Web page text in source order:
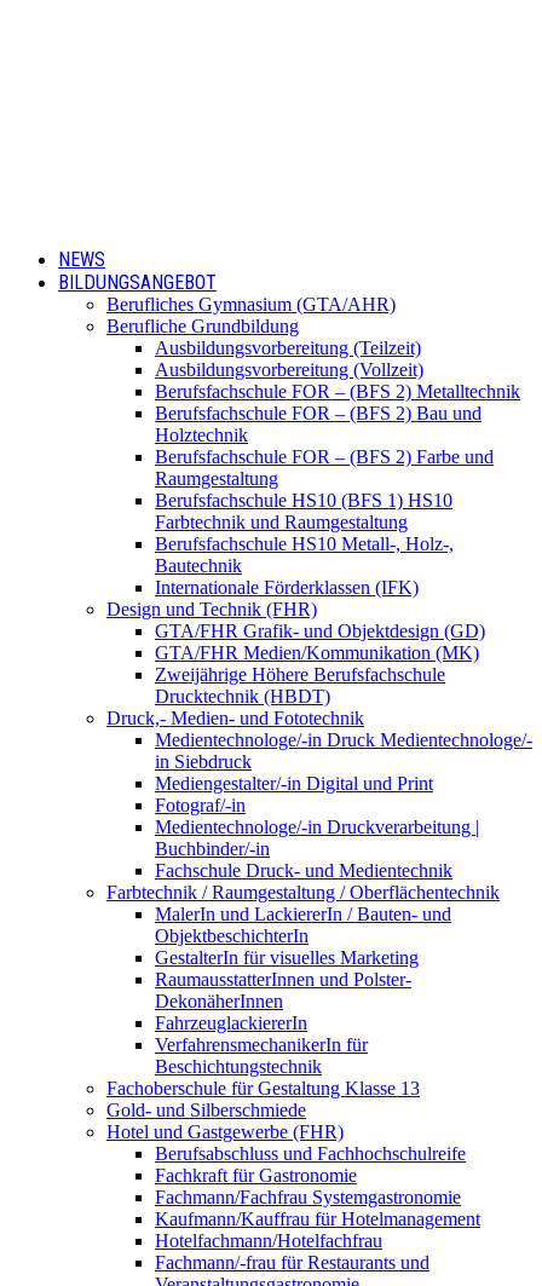
NEWS
BILDUNGSANGEBOT
Berufliches Gymnasium (GTA/AHR)
Berufliche Grundbildung
Ausbildungsvorbereitung (Teilzeit)
Ausbildungsvorbereitung (Vollzeit)
Berufsfachschule FOR – (BFS 2) Metalltechnik
Berufsfachschule FOR – (BFS 2) Bau und
Holztechnik
Berufsfachschule FOR – (BFS 2) Farbe und
Raumgestaltung
Berufsfachschule HS10 (BFS 1) HS10
Farbtechnik und Raumgestaltung
Berufsfachschule HS10 Metall-, Holz-,
Bautechnik
Internationale Förderklassen (IFK)
Design und Technik (FHR)
GTA/FHR Grafik- und Objektdesign (GD)
GTA/FHR Medien/Kommunikation (MK)
Zweijährige Höhere Berufsfachschule
Drucktechnik (HBDT)
Druck,- Medien- und Fototechnik
Medientechnologe/-in Druck Medientechnologe/-
in Siebdruck
Mediengestalter/-in Digital und Print
Fotograf/-in
Medientechnologe/-in Druckverarbeitung |
Buchbinder/-in
Fachschule Druck- und Medientechnik
Farbtechnik / Raumgestaltung / Oberflächentechnik
MalerIn und LackiererIn / Bauten- und
ObjektbeschichterIn
GestalterIn für visuelles Marketing
RaumausstatterInnen und Polster-
DekonäherInnen
FahrzeuglackiererIn
VerfahrensmechanikerIn für
Beschichtungstechnik
Fachoberschule für Gestaltung Klasse 13
Gold- und Silberschmiede
Hotel und Gastgewerbe (FHR)
Berufsabschluss und Fachhochschulreife
Fachkraft für Gastronomie
Fachmann/Fachfrau Systemgastronomie
Kaufmann/Kauffrau für Hotelmanagement
Hotelfachmann/Hotelfachfrau
Fachmann/-frau für Restaurants und